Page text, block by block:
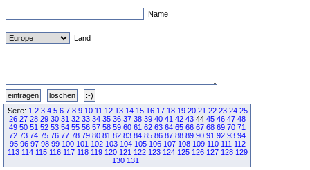
Name
Land
Seite: 1 2 3 4 5 6 7 8 9 10 11 12 13 14 15 16 17 18 19 20 21 22 23 24 25
26 27 28 29 30 31 32 33 34 35 36 37 38 39 40 41 42 43 44 45 46 47 48
49 50 51 52 53 54 55 56 57 58 59 60 61 62 63 64 65 66 67 68 69 70 71
72 73 74 75 76 77 78 79 80 81 82 83 84 85 86 87 88 89 90 91 92 93 94
95 96 97 98 99 100 101 102 103 104 105 106 107 108 109 110 111 112
113 114 115 116 117 118 119 120 121 122 123 124 125 126 127 128 129
130 131